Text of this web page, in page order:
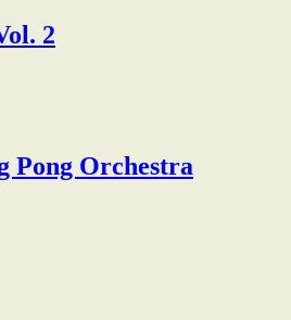
2
Pong Orchestra